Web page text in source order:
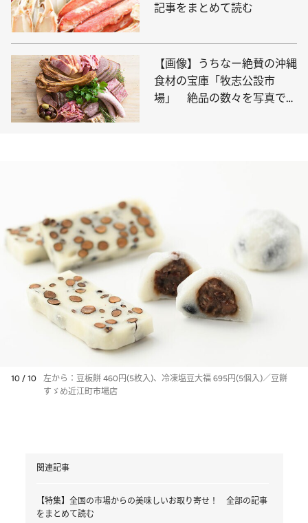
記事をまとめて読む
【画像】うちなー絶賛の沖縄
食材の宝庫「牧志公設市
場」 絶品の数々を写真でチ
10 / 10
左から：豆板餅 460円(5枚入)、冷凍塩豆大福 695円(5個入)／豆餅
すゞめ近江町市場店
関連記事
【特集】全国の市場からの美味しいお取り寄せ！ 全部の記事
をまとめて読む